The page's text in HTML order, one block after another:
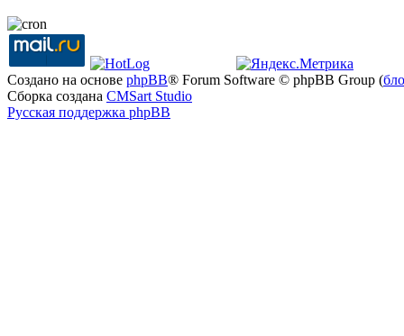
Создано на основе phpBB® Forum Software © phpBB Group (
Сборка создана CMSart Studio
Русская поддержка phpBB